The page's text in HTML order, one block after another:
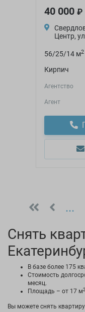
40 000 ₽
Центр,
56/25/14 м2
Кирпич
Агентство
Агент
...
Снять
В базе более 175
Стоимость
месяц.
Площадь – от 17 м2
Вы можете снять